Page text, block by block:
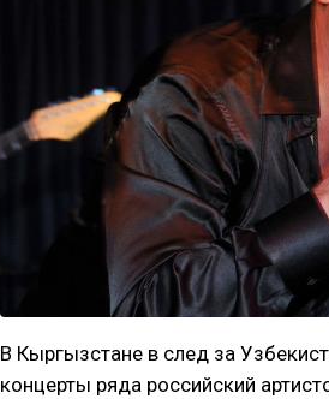
В Кыргызстане в след за
концерты ряда российский